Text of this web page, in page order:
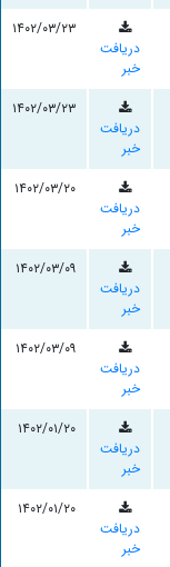
دریافت
خبر
۱۴۰۲/۰۳/۲۳
دریافت
خبر
۱۴۰۲/۰۳/۲۳
دریافت
خبر
۱۴۰۲/۰۳/۲۰
دریافت
خبر
۱۴۰۲/۰۳/۰۹
دریافت
خبر
۱۴۰۲/۰۳/۰۹
دریافت
خبر
۱۴۰۲/۰۱/۲۰
دریافت
خبر
۱۴۰۲/۰۱/۲۰